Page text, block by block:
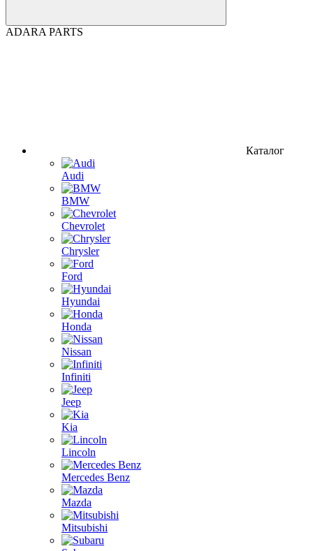
ADARA PARTS
Каталог
Audi
BMW
Chevrolet
Chrysler
Ford
Hyundai
Honda
Nissan
Infiniti
Jeep
Kia
Lincoln
Mercedes Benz
Mazda
Mitsubishi